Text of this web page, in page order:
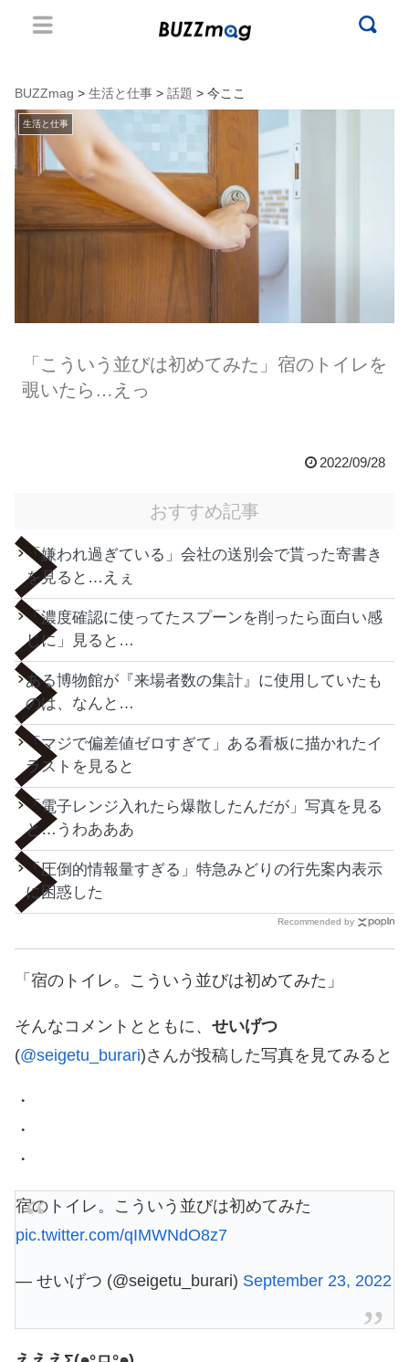
BUZZmag > 生活と仕事 > 話題 > 今ここ
生活と仕事
「こういう並びは初めてみた」宿のトイレを
覗いたら…えっ
2022/09/28
おすすめ記事
「嫌われ過ぎている」会社の送別会で貰った寄書き
を見ると…えぇ
「濃度確認に使ってたスプーンを削ったら面白い感
じに」見ると…
ある博物館が『来場者数の集計』に使用していたも
のは、なんと…
「マジで偏差値ゼロすぎて」ある看板に描かれたイ
ラストを見ると
「電子レンジ入れたら爆散したんだが」写真を見る
と…うわあああ
「圧倒的情報量すぎる」特急みどりの行先案内表示
に困惑した
Recommended by
「宿のトイレ。こういう並びは初めてみた」
そんなコメントとともに、 せいげつ
(@seigetu_burari)さんが投稿した写真を見てみると
・
・
・
宿のトイレ。こういう並びは初めてみた
pic.twitter.com/qIMWNdO8z7
— せいげつ (@seigetu_burari) September 23, 2022